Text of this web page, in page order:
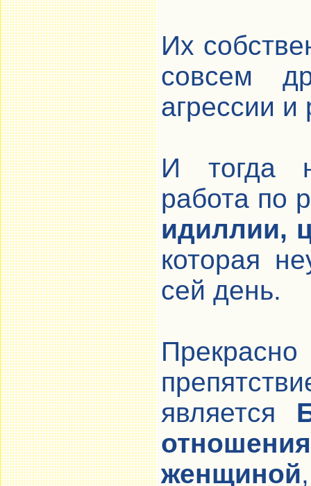
Их
совсем
агрессии и
И тогда
работа по
идиллии,
которая
сей день.
является
женщиной